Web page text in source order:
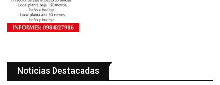
Noticias Destacadas